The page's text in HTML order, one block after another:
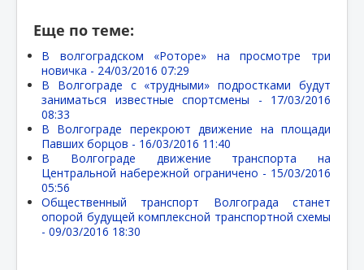
Еще по теме:
В волгоградском «Роторе» на просмотре три
новичка - 24/03/2016 07:29
В Волгограде с «трудными» подростками будут
заниматься известные спортсмены - 17/03/2016
08:33
В Волгограде перекроют движение на площади
Павших борцов - 16/03/2016 11:40
В Волгограде движение транспорта на
Центральной набережной ограничено - 15/03/2016
05:56
Общественный транспорт Волгограда станет
опорой будущей комплексной транспортной схемы
- 09/03/2016 18:30